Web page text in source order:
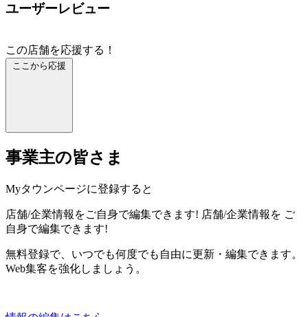
ユーザーレビュー
この店舗を応援する！
ここから応援
事業主の皆さま
Myタウンページに登録すると
店舗/企業情報をご自身で編集できます! 店舗/企業情報を ご
自身で編集できます!
無料登録で、いつでも何度でも自由に更新・編集できます。
Web集客を強化しましょう。